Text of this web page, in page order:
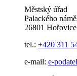
Městský úřad
Palackého
26801 Hořovice
tel.: +420 311
e-mail: e-